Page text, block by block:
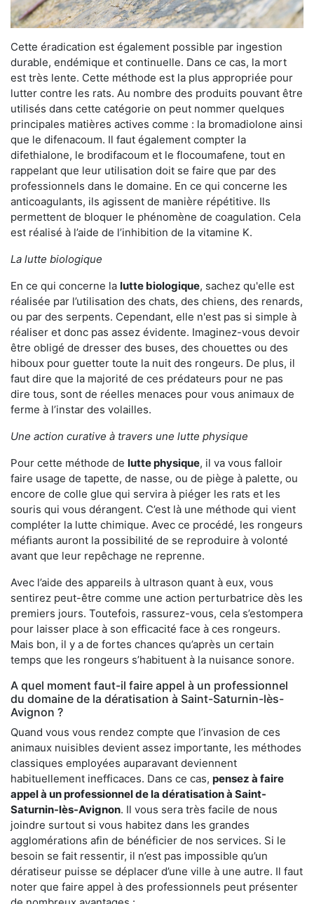
Cette éradication est également possible par ingestion
durable, endémique et continuelle. Dans ce cas, la mort
est très lente. Cette méthode est la plus appropriée pour
lutter contre les rats. Au nombre des produits pouvant être
utilisés dans cette catégorie on peut nommer quelques
principales matières actives comme : la bromadiolone ainsi
que le difenacoum. Il faut également compter la
difethialone, le brodifacoum et le flocoumafene, tout en
rappelant que leur utilisation doit se faire que par des
professionnels dans le domaine. En ce qui concerne les
anticoagulants, ils agissent de manière répétitive. Ils
permettent de bloquer le phénomène de coagulation. Cela
est réalisé à l’aide de l’inhibition de la vitamine K.
La lutte biologique
En ce qui concerne la lutte biologique, sachez qu'elle est
réalisée par l’utilisation des chats, des chiens, des renards,
ou par des serpents. Cependant, elle n'est pas si simple à
réaliser et donc pas assez évidente. Imaginez-vous devoir
être obligé de dresser des buses, des chouettes ou des
hiboux pour guetter toute la nuit des rongeurs. De plus, il
faut dire que la majorité de ces prédateurs pour ne pas
dire tous, sont de réelles menaces pour vous animaux de
ferme à l’instar des volailles.
Une action curative à travers une lutte physique
Pour cette méthode de lutte physique, il va vous falloir
faire usage de tapette, de nasse, ou de piège à palette, ou
encore de colle glue qui servira à piéger les rats et les
souris qui vous dérangent. C’est là une méthode qui vient
compléter la lutte chimique. Avec ce procédé, les rongeurs
méfiants auront la possibilité de se reproduire à volonté
avant que leur repêchage ne reprenne.
Avec l’aide des appareils à ultrason quant à eux, vous
sentirez peut-être comme une action perturbatrice dès les
premiers jours. Toutefois, rassurez-vous, cela s’estompera
pour laisser place à son efficacité face à ces rongeurs.
Mais bon, il y a de fortes chances qu’après un certain
temps que les rongeurs s’habituent à la nuisance sonore.
A quel moment faut-il faire appel à un professionnel
du domaine de la dératisation à Saint-Saturnin-lès-
Avignon ?
Quand vous vous rendez compte que l’invasion de ces
animaux nuisibles devient assez importante, les méthodes
classiques employées auparavant deviennent
habituellement inefficaces. Dans ce cas, pensez à faire
appel à un professionnel de la dératisation à Saint-
Saturnin-lès-Avignon. Il vous sera très facile de nous
joindre surtout si vous habitez dans les grandes
agglomérations afin de bénéficier de nos services. Si le
besoin se fait ressentir, il n’est pas impossible qu’un
dératiseur puisse se déplacer d’une ville à une autre. Il faut
noter que faire appel à des professionnels peut présenter